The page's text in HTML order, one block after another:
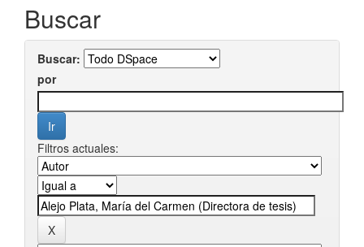
Buscar
Buscar:
por
Filtros actuales: